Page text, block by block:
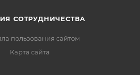
СОТРУДНИЧЕСТВА
пользования сайтом
Карта сайта